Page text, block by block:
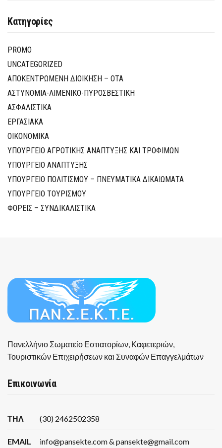
Κατηγορίες
PROMO
UNCATEGORIZED
ΑΠΟΚΕΝΤΡΩΜΕΝΗ ΔΙΟΙΚΗΣΗ – ΟΤΑ
ΑΣΤΥΝΟΜΙΑ-ΛΙΜΕΝΙΚΟ-ΠΥΡΟΣΒΕΣΤΙΚΗ
ΑΣΦΑΛΙΣΤΙΚΑ
ΕΡΓΑΣΙΑΚΑ
ΟΙΚΟΝΟΜΙΚΑ
ΥΠΟΥΡΓΕΙΟ ΑΓΡΟΤΙΚΗΣ ΑΝΑΠΤΥΞΗΣ ΚΑΙ ΤΡΟΦΙΜΩΝ
ΥΠΟΥΡΓΕΙΟ ΑΝΑΠΤΥΞΗΣ
ΥΠΟΥΡΓΕΙΟ ΠΟΛΙΤΙΣΜΟΥ – ΠΝΕΥΜΑΤΙΚΑ ΔΙΚΑΙΩΜΑΤΑ
ΥΠΟΥΡΓΕΙΟ ΤΟΥΡΙΣΜΟΥ
ΦΟΡΕΙΣ – ΣΥΝΔΙΚΑΛΙΣΤΙΚΑ
Πανελλήνιο Σωματείο Εστιατορίων, Καφετεριών,
Τουριστικών Επιχειρήσεων και Συναφών Επαγγελμάτων
Επικοινωνία
ΤΗΛ (30) 2462502358
EMAIL info@pansekte.com & pansekte@gmail.com